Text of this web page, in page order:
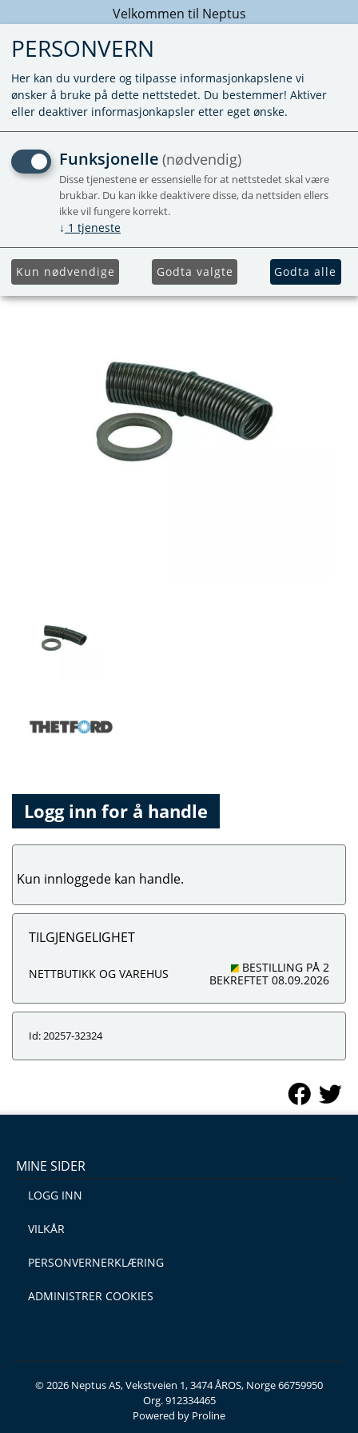
Velkommen til Neptus
UTVENDIG VENTILASJON
SETT SC400
Vent hose, O-ring & Seal vent plate.
Logg inn for å handle
Kun innloggede kan handle.
TILGJENGELIGHET
NETTBUTIKK OG VAREHUS
BESTILLING PÅ 2
BEKREFTET 08.09.2026
Id: 20257-32324
MINE SIDER
LOGG INN
VILKÅR
PERSONVERNERKLÆRING
ADMINISTRER COOKIES
© 2026 Neptus AS, Vekstveien 1, 3474 ÅROS, Norge 66759950
Org. 912334465
Powered by Proline
PERSONVERN
Her kan du vurdere og tilpasse informasjonkapslene vi
ønsker å bruke på dette nettstedet. Du bestemmer! Aktiver
eller deaktiver informasjonkapsler etter eget ønske.
Funksjonelle (nødvendig)
Disse tjenestene er essensielle for at nettstedet skal være
brukbar. Du kan ikke deaktivere disse, da nettsiden ellers
ikke vil fungere korrekt.
↓ 1 tjeneste
Kun nødvendige Godta valgte Godta alle